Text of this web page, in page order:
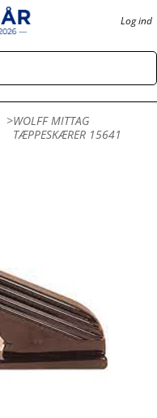
Log ind
>WOLFF MITTAG
TÆPPESKÆRER 15641